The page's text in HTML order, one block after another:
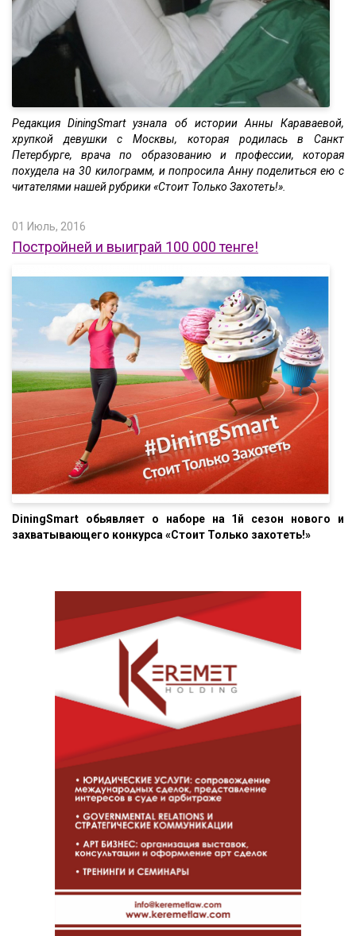
Редакция DiningSmart узнала об истории Анны Караваевой,
хрупкой девушки с Москвы, которая родилась в Санкт
Петербурге, врача по образованию и профессии, которая
похудела на 30 килограмм, и попросила Анну поделиться ею с
читателями нашей рубрики «Стоит Только Захотеть!».
01 Июль, 2016
Постройней и выиграй 100 000 тенге!
DiningSmart обьявляет о наборе на 1й сезон нового и
захватывающего конкурса «Стоит Только захотеть!»